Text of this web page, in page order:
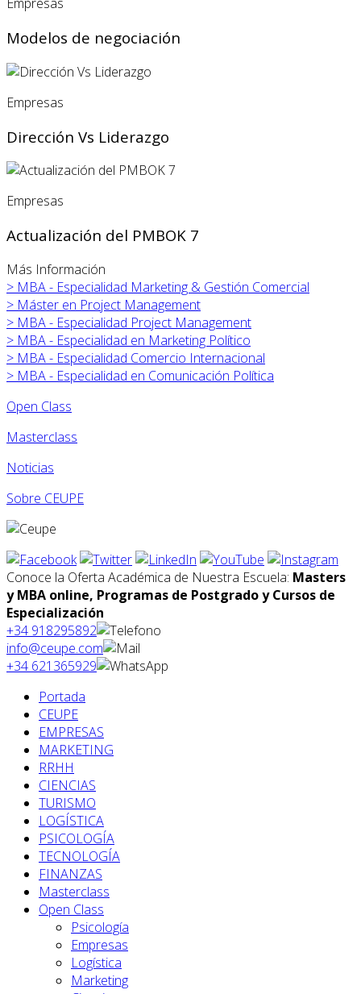
Empresas
Modelos de negociación
Empresas
Dirección Vs Liderazgo
Empresas
Actualización del PMBOK 7
Más Información
> MBA - Especialidad Marketing & Gestión Comercial
> Máster en Project Management
> MBA - Especialidad Project Management
> MBA - Especialidad en Marketing Político
> MBA - Especialidad Comercio Internacional
> MBA - Especialidad en Comunicación Política
Open Class
Masterclass
Noticias
Sobre CEUPE
Conoce la Oferta Académica de Nuestra Escuela: Masters
y MBA online, Programas de Postgrado y Cursos de
Especialización
+34 918295892
info@ceupe.com
+34 621365929
Portada
CEUPE
EMPRESAS
MARKETING
RRHH
CIENCIAS
TURISMO
LOGÍSTICA
PSICOLOGÍA
TECNOLOGÍA
FINANZAS
Masterclass
Open Class
Psicología
Empresas
Logística
Marketing